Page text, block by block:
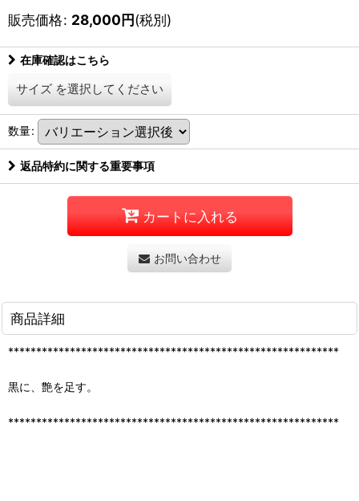
販売価格: 28,000円(税別)
在庫確認はこちら
サイズ を選択してください
数量:
返品特約に関する重要事項
カートに入れる
お問い合わせ
商品詳細
***********************************************************
黒に、艶を足す。
***********************************************************